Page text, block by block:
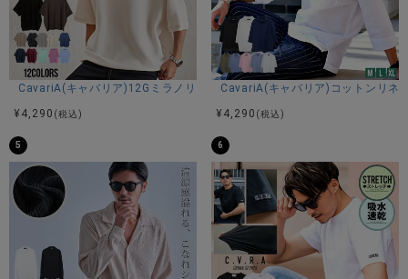
ボディには綿100%を使用し、素肌に着用しても柔らかくさら
りとした快適な着心地。 程よくゆとりのあるシルエットで、
身体のラインを拾いにくく、リラックス感のある着こなしが
楽しめます。
一枚でラフに着てもサマになり、インナーとしてもコーディ
ネートのアクセントに。
カラーはホワイト・チャコール・ブラックの3色展開。
デニムやカーゴパンツと合わせたカジュアルスタイルはもち
ろん、スラックスと合わせたきれいめコーデにもおすすめ。
ストリート感と上品さを兼ね備え、個性とインパクトをプラ
スしてくれる大人のデザインTシャツです。
【ARULE】
ストリートファッションのトレンドをリードし、特に若い世
CavariA(キャバリア)12Gミラノリブクルーネックドルマンハーフスリー
¥ 4,290 (税込)
CavariA(キャバリア)コットンリネ
¥ 4,290 (税込)
5 6